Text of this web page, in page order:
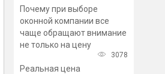
Застройщики встречают
Первомай повышением цен
Почему при выборе
оконной компании все
чаще обращают внимание
не только на цену
3078
Реальная цена